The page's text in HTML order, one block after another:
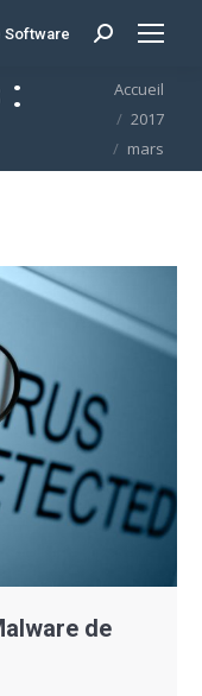
Software Search:
:
Vous êtes ici :
Accueil
2017
mars
de